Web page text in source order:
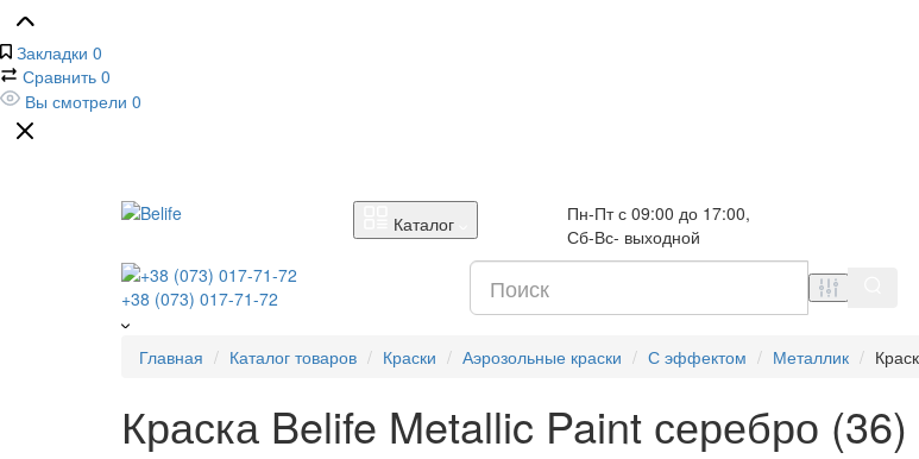
Закладки 0
Сравнить 0
Вы смотрели 0
Каталог
Пн-Пт с 09:00 до 17:00,
Сб-Вс- выходной
+38 (073) 017-71-72
Главная Каталог товаров Краски Аэрозольные краски С эффектом Металлик
Краска Belife Metallic Paint серебро (36)